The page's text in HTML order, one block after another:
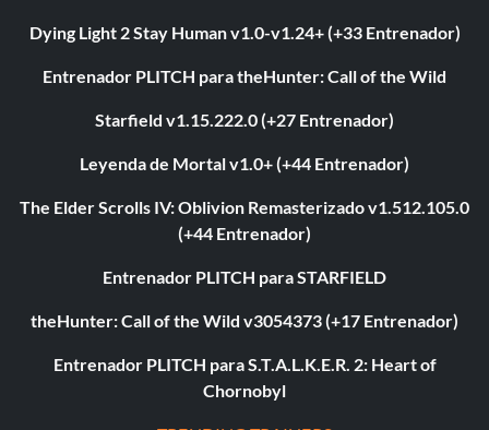
Dying Light 2 Stay Human v1.0-v1.24+ (+33 Entrenador)
Entrenador PLITCH para theHunter: Call of the Wild
Starfield v1.15.222.0 (+27 Entrenador)
Leyenda de Mortal v1.0+ (+44 Entrenador)
The Elder Scrolls IV: Oblivion Remasterizado v1.512.105.0
(+44 Entrenador)
Entrenador PLITCH para STARFIELD
theHunter: Call of the Wild v3054373 (+17 Entrenador)
Entrenador PLITCH para S.T.A.L.K.E.R. 2: Heart of
Chornobyl